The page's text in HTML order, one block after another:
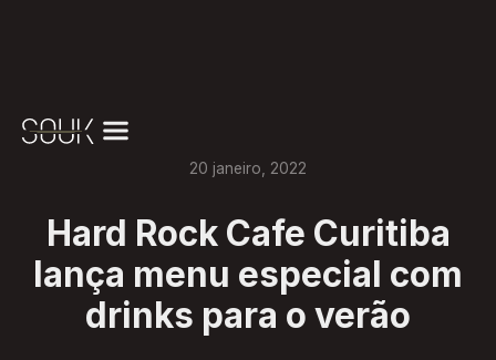
20 janeiro 2022
Hard Rock Cafe Curitiba
lança menu especial com
drinks para o verão